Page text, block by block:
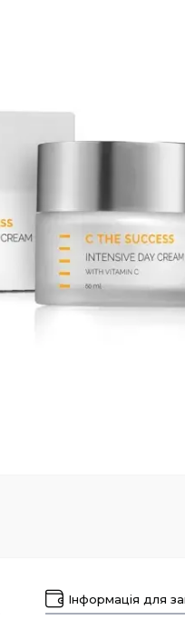
Інформація для